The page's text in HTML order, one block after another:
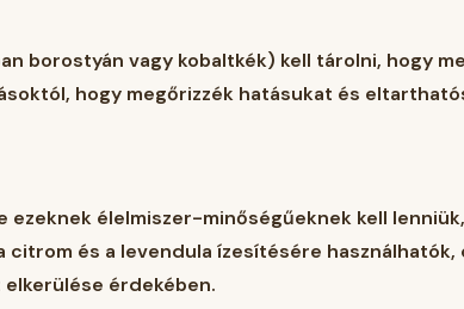
borostyán vagy kobaltkék) kell tárolni, hogy
hogy megőrizzék hatásukat és
ezeknek élelmiszer-minőségűeknek kell
citrom és a levendula ízesítésére
érdekében.